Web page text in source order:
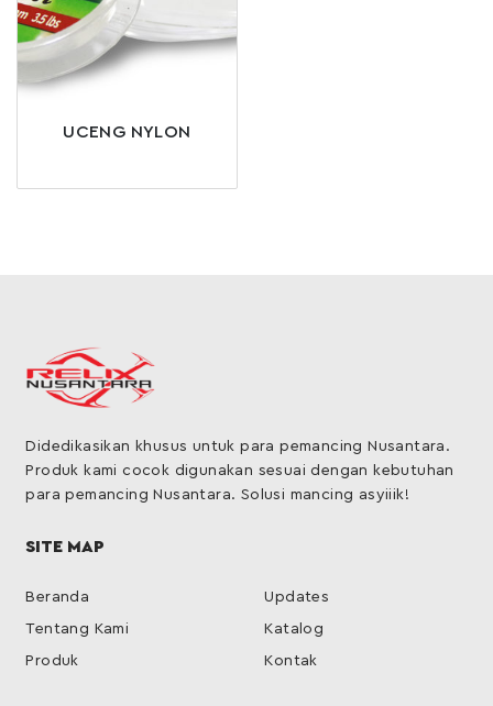
UCENG NYLON
Didedikasikan khusus untuk para pemancing Nusantara.
Produk kami cocok digunakan sesuai dengan kebutuhan
para pemancing Nusantara. Solusi mancing asyiiik!
SITE MAP
Beranda
Tentang Kami
Produk
Updates
Katalog
Kontak